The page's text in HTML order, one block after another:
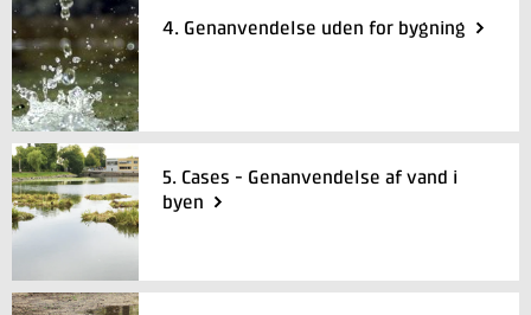
Send
4. Genanvendelse uden for bygning
5. Cases - Genanvendelse af vand i
byen